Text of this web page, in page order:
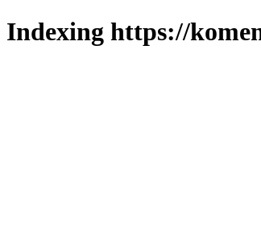
Indexing https://